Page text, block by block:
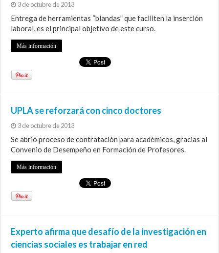
3 de octubre de 2013
Entrega de herramientas “blandas” que faciliten la inserción
laboral, es el principal objetivo de este curso.
Más información
UPLA se reforzará con cinco doctores
3 de octubre de 2013
Se abrió proceso de contratación para académicos, gracias al
Convenio de Desempeño en Formación de Profesores.
Más información
Experto afirma que desafío de la investigación en
ciencias sociales es trabajar en red